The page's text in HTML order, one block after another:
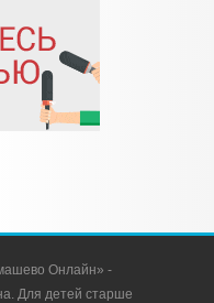
Онлайн» -
Для детей старше